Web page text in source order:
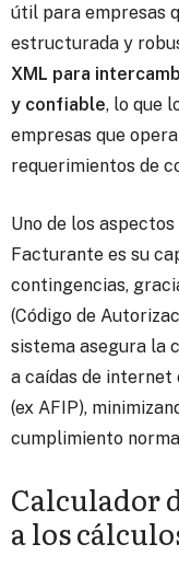
útil para empresas
estructurada y
XML para
y confiable, lo que
empresas que
requerimientos de
Uno de los
Facturante es su
contingencias,
(Código de
sistema asegura la
a caídas de internet
(ex AFIP),
cumplimiento
Calculador
a los